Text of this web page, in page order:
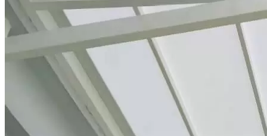
Reducing Faucet SCG AW
P-Trap SCG D
Large Radius Tee SCG D
Flashing Sleeve SCG D
Elbow 90′ SCG D
Elbow 45′ SCG D
Eccentric Reducing Bush SCG D
Drain Plug SCG D
Cross TY SCG D
Concentric Reducing-Bush SCG D
Clean Out SCG D
Valve Tee dengan Lapisan Logam di dalam SCG AW